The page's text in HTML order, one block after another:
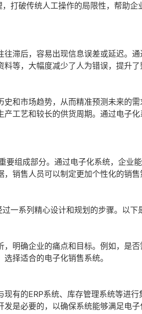
打破传统人工操作的局限性，帮助
滞后，容易出现信息误差或延迟。
等，大幅度减少了人为错误，提升了
和市场趋势，从而精准预测未来的
工艺和较长的供货周期。通过电子
要组成部分。通过电子化系统，企业
销售人员可以制定更加个性化的销售
一系列精心设计和规划的步骤。以下
明确企业的痛点和目标。例如，是
择适合的电子化销售系统。
有的ERP系统、库存管理系统等进
是必要的，以确保系统能够满足电子